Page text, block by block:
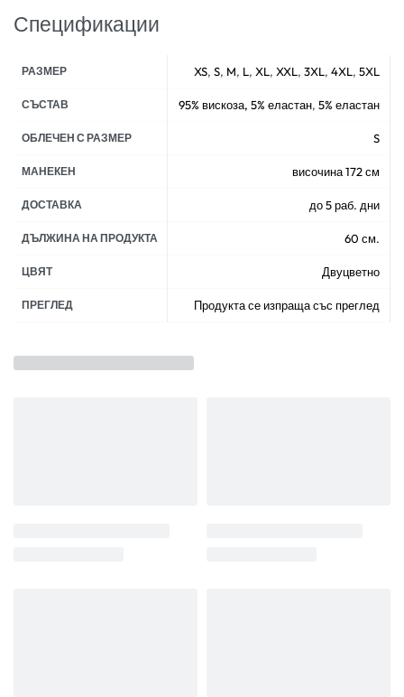
Спецификации
РАЗМЕР XS, S, M, L, XL, XXL, 3XL, 4XL, 5XL
СЪСТАВ 95% вискоза, 5% еластан, 5% еластан
ОБЛЕЧЕН С РАЗМЕР S
МАНЕКЕН височина 172 см
ДОСТАВКА до 5 раб. дни
ДЪЛЖИНА НА ПРОДУКТА 60 см.
ЦВЯТ Двуцветно
ПРЕГЛЕД Продукта се изпраща със преглед